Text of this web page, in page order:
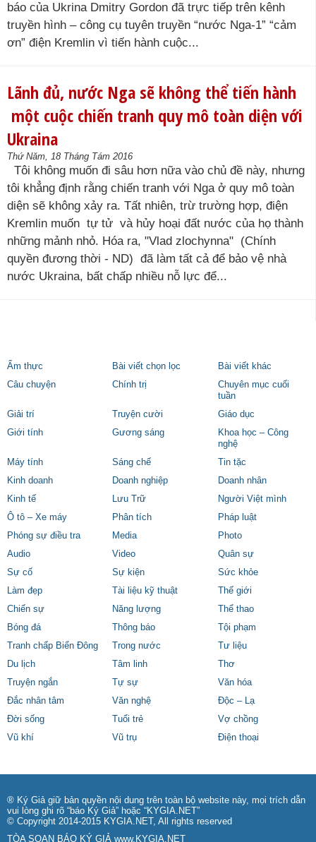
báo của Ukrina Dmitry Gordon đã trực tiếp trên kênh
truyền hình – công cụ tuyên truyền “nước Nga-1” “cảm
ơn” điện Kremlin vì tiến hành cuộc...
Lãnh đủ, nước Nga sẽ không thể tiến hành
một cuộc chiến tranh quy mô toàn diện với
Ukraina
Thứ Năm, 18 Tháng Tám 2016
Tôi không muốn đi sâu hơn nữa vào chủ đề này, nhưng
tôi khẳng định rằng chiến tranh với Nga ở quy mô toàn
diện sẽ không xảy ra. Tất nhiên, trừ trường hợp, điện
Kremlin muốn tự tử và hủy hoại đất nước của họ thành
những mảnh nhỏ. Hóa ra, "Vlad zlochynna" (Chính
quyền đương thời - ND) đã làm tất cả để bảo vệ nhà
nước Ukraina, bất chấp nhiều nỗ lực để...
Ẩm thực Bài viết chọn lọc
Bài viết khác
Câu chuyện
Chính trị
Chuyên mục cuối
tuần
Giải trí
Truyện cười
Giáo dục
Giới tính
Gương sáng
Khoa học – Công
nghệ
Máy tính
Sáng chế
Tin tặc
Kinh doanh
Doanh nghiệp
Doanh nhân
Kinh tế
Lưu Trữ
Người Việt mình
Ô tô – Xe máy
Phân tích
Pháp luật
Phóng sự điều tra
Media
Photo
Audio
Video
Quân sự
Sự cố
Sự kiện
Sức khỏe
Làm đẹp
Tài liệu kỹ thuật
Thế giới
Chiến sự
Năng lượng
Thể thao
Bóng đá
Thông báo
Tội phạm
Tranh chấp Biển Đông
Trong nước
Tư liệu
Du lịch
Tâm linh
Thơ
Truyện ngắn
Tự sự
Văn hóa
Đắc nhân tâm
Văn nghệ
Độc – Lạ
Đời sống
Tuổi trẻ
Vợ chồng
Vũ khí
Vũ trụ Điện thoại
® Ký Giả giữ bản quyền nội dung trên toàn bộ website này, mọi trích dẫn
vui lòng ghi rõ “báo Ký Giả” hoặc “KYGIA.NET”
© Copyright 2014-2015 KYGIA.NET, All rights reserved
TÒA SOẠN BÁO KÝ GIẢ www.KYGIA.NET